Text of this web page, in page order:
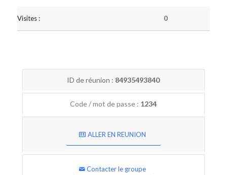
Visites : 0
ID de réunion : 84935493840
Code / mot de passe : 1234
ALLER EN REUNION
Contacter le groupe